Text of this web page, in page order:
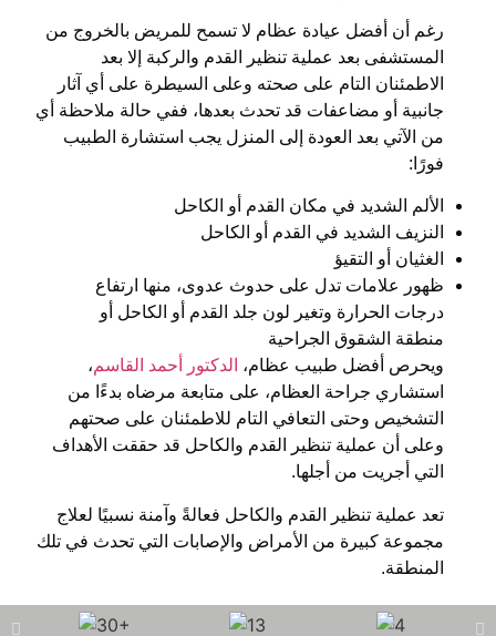
رغم أن أفضل عيادة عظام لا تسمح للمريض بالخروج من
المستشفى بعد عملية تنظير القدم والركبة إلا بعد
الاطمئنان التام على صحته وعلى السيطرة على أي آثار
جانبية أو مضاعفات قد تحدث بعدها، ففي حالة ملاحظة أي
من الآتي بعد العودة إلى المنزل يجب استشارة الطبيب
فورًا:
الألم الشديد في مكان القدم أو الكاحل
النزيف الشديد في القدم أو الكاحل
الغثيان أو التقيؤ
ظهور علامات تدل على حدوث عدوى، منها ارتفاع
درجات الحرارة وتغير لون جلد القدم أو الكاحل أو
منطقة الشقوق الجراحية
ويحرص أفضل طبيب عظام، الدكتور أحمد القاسم،
استشاري جراحة العظام، على متابعة مرضاه بدءًا من
التشخيص وحتى التعافي التام للاطمئنان على صحتهم
وعلى أن عملية تنظير القدم والكاحل قد حققت الأهداف
التي أجريت من أجلها.
تعد عملية تنظير القدم والكاحل فعالةً وآمنة نسبيًا لعلاج
مجموعة كبيرة من الأمراض والإصابات التي تحدث في تلك
المنطقة.